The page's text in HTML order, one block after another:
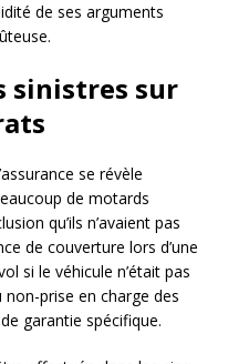
de ses arguments
sinistres sur
se révèle
de motards
qu’ils n’avaient pas
de couverture lors d’une
si le véhicule n’était pas
prise en charge des
garantie spécifique.